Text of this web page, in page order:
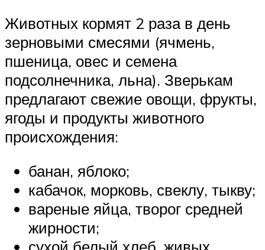
Животных кормят 2 раза в день
зерновыми смесями (ячмень,
пшеница, овес и семена
подсолнечника, льна). Зверькам
предлагают свежие овощи, фрукты,
ягоды и продукты животного
происхождения:
банан, яблоко;
кабачок, морковь, свеклу, тыкву;
вареные яйца, творог средней
жирности;